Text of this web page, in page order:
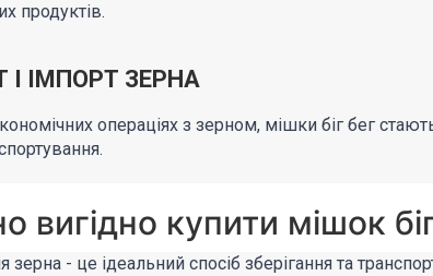
продуктів.
І ІМПОРТ ЗЕРНА
операціях з зерном, мішки біг бег
вигідно купити мішок
зерна - це ідеальний спосіб зберігання та